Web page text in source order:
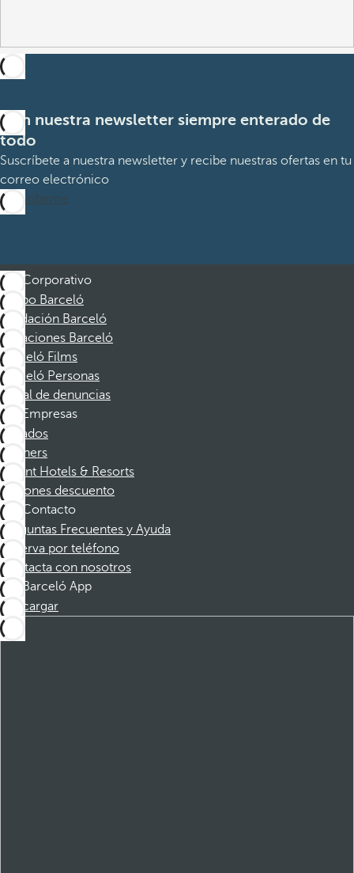
Con nuestra newsletter siempre enterado de
todo
Suscríbete a nuestra newsletter y recibe nuestras ofertas en tu
correo electrónico
Suscribirme
Corporativo
Grupo Barceló
Fundación Barceló
Vacaciones Barceló
Barceló Films
Barceló Personas
Canal de denuncias
Empresas
Afiliados
Partners
Dorint Hotels & Resorts
Cupones descuento
Contacto
Preguntas Frecuentes y Ayuda
Reserva por teléfono
Contacta con nosotros
Barceló App
Descargar